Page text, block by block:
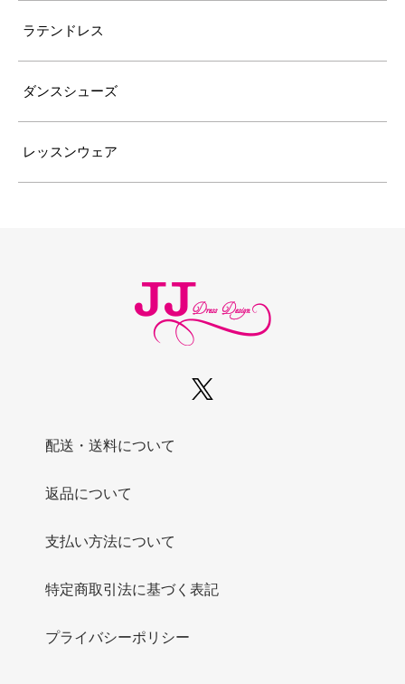
ラテンドレス
ダンスシューズ
レッスンウェア
配送・送料について
返品について
支払い方法について
特定商取引法に基づく表記
プライバシーポリシー